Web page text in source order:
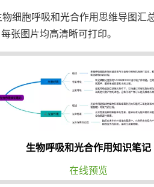
细胞呼吸和光合作用思维导图汇
张图片均高清晰可打印。
生物呼吸和光合作用知识笔记
在线预览